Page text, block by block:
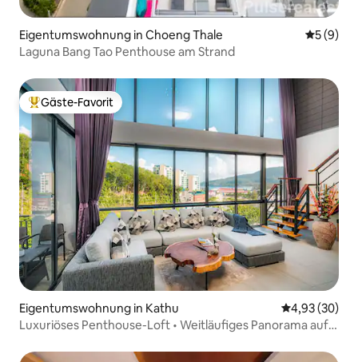
Eigentumswohnung in Choeng Thale
5 (9)
Laguna Bang Tao Penthouse am Strand
Beliebter Gäste-Favorit.
Gäste-Favorit
Eigentumswohnung in Kathu
4,93 (30)
Luxuriöses Penthouse-Loft • Weitläufiges Panorama auf